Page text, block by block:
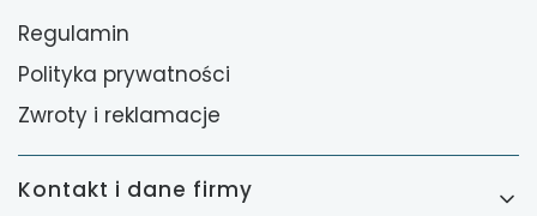
Regulamin
Polityka prywatności
Zwroty i reklamacje
Kontakt i dane firmy